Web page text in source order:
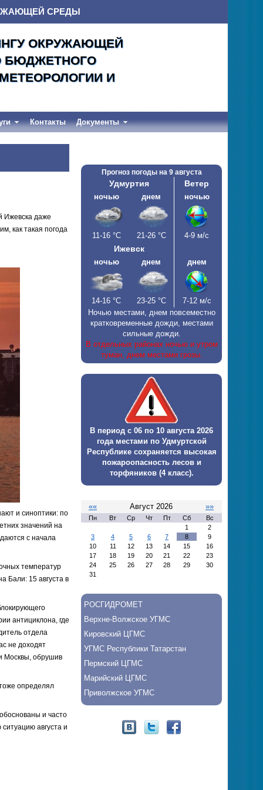
СРЕДЫ
ОКРУЖАЮЩЕЙ
БЮДЖЕТНОГО
И
Контакты Документы
Прогноз погоды на 9 августа
Удмуртия Ветер
ночью днем ночью
11-16°С 21-26°С 4-9 м/с
Ижевск
ночью днем днем
14-16 °С 23-25°С
7-12 м/с
Ночью местами, днем повсеместно
кратковременные дожди, местами
сильные дожди.
В отдельных районах ночью и утром
туман, днем местами грозы.
В период с 06 по 10 августа 2026
года местами по Удмуртской
Республике сохраняется высокая
пожароопасность лесов и
торфяников (4 класс).
«« Август 2026 »»
Пн Вт Ср Чт Пт Сб
Вс
1
2
3
4 5 6 7 8
9
10
11 12 13 14 15
16
17
18 19 20 21 22
23
24
25 26 27 28 29
30
31
РОСГИДРОМЕТ
Верхне-Волжское УГМС
Кировский ЦГМС
УГМС Республики Татарстан
Пермский ЦГМС
Марийский ЦГМС
Приволжское УГМС
Ижевска даже
как такая погода
и синоптики: по
значений на
с начала
температур
Бали: 15 августа в
антициклона, где
отдела
не доходят
Москвы, обрушив
определял
и часто
августа и